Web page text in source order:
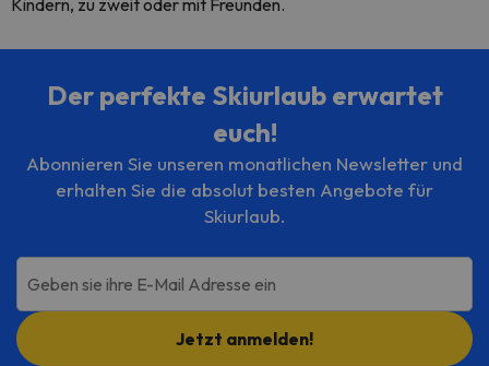
Kindern, zu zweit oder mit Freunden.
Der perfekte Skiurlaub erwartet
euch!
Abonnieren Sie unseren monatlichen Newsletter und
erhalten Sie die absolut besten Angebote für
Skiurlaub.
Geben sie ihre E-Mail Adresse ein
Jetzt anmelden!